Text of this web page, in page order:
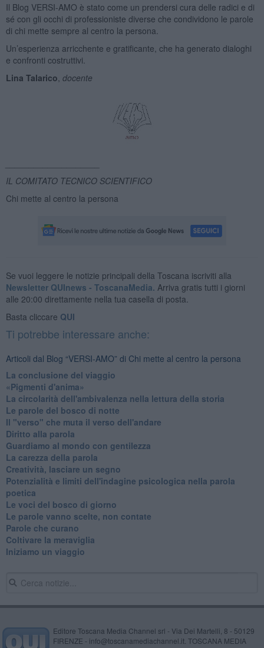
Il Blog VERSI-AMO è stato come un prendersi cura delle radici e di
sé con gli occhi di professioniste diverse che condividono le parole
di chi mette sempre al centro la persona.
Un’esperienza arricchente e gratificante, che ha generato dialoghi
e confronti costruttivi.
Lina Talarico docente
IL COMITATO TECNICO SCIENTIFICO
Chi mette al centro la persona
Se vuoi leggere le notizie principali della Toscana iscriviti alla
Newsletter QUInews - ToscanaMedia. Arriva gratis tutti i giorni
alle 20:00 direttamente nella tua casella di posta.
Basta cliccare QUI
Ti potrebbe interessare anche:
Articoli dal Blog “VERSI-AMO” di Chi mette al centro la persona
La conclusione del viaggio
​«Pigmenti d'anima»
La circolarità dell'ambivalenza nella lettura della storia
Le parole del bosco di notte
Il "verso" che muta il verso dell'andare
Diritto alla parola
​Guardiamo al mondo con gentilezza
La carezza della parola
Creatività, lasciare un segno
Potenzialità e limiti dell'indagine psicologica nella parola
poetica
Le voci del bosco di giorno
Le parole vanno scelte, non contate
Parole che curano
Coltivare la meraviglia
Iniziamo un viaggio
Editore Toscana Media Channel srl - Via Dei Martelli, 8 - 50129
FIRENZE - info@toscanamediachannel.it. TOSCANA MEDIA